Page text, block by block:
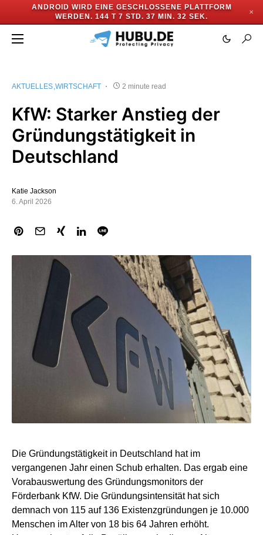
ANDROID WIRD EINE GESCHLOSSENE PLATTFORM
WERDEN. 144 T 7 STD. 37 MIN. 31 SEK.
✕
AKTUELLES WIRTSCHAFT 2 minute read
KfW: Starker Anstieg der
Gründungstätigkeit in
Deutschland
Katie Jackson
6. April 2026
Die Gründungstätigkeit in Deutschland hat im
vergangenen Jahr einen Schub erhalten. Das ergab eine
Vorabauswertung des Gründungsmonitors der
Förderbank KfW. Die Gründungsintensität hat sich
demnach von 115 auf 136 Existenzgründungen je 10.000
Menschen im Alter von 18 bis 64 Jahren erhöht.